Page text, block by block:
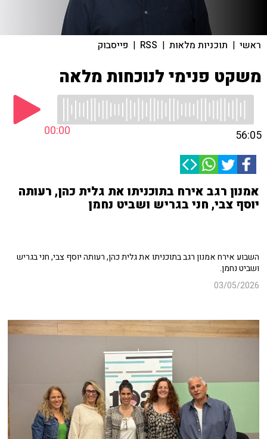
ראשי | תוכניות מלאות |
RSS
| פייסבוק
משקט פנימי לנוכחות מלאה
00:00 56:05
אמנון רגב אירח בתוכניתו את גלית כהן, רעותה
יוסף צבי, חני בגריש ושביט נחמן
השבוע אירח אמנון רגב בתוכניתו את גלית כהן, רעותה יוסף צבי, חני בגריש
ושביט נחמן.
03/05/2026